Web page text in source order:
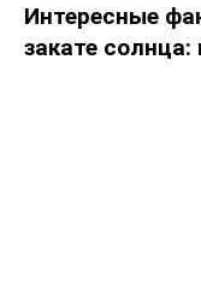
Интересные
закате солнца: